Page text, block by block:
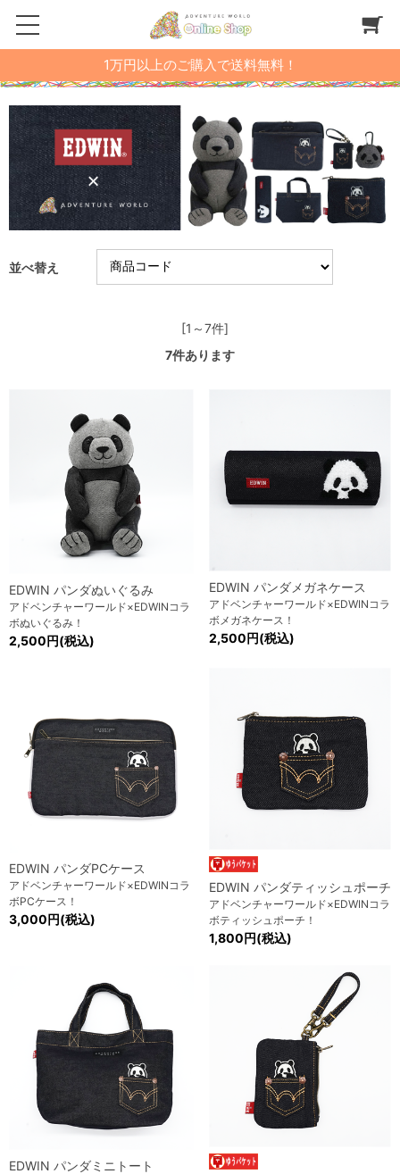
1万円以上のご購入で送料無料！
並べ替え
[1～7件]
7件あります
EDWIN パンダぬいぐるみ
アドベンチャーワールド×EDWINコラ
ボぬいぐるみ！
2,500円(税込)
EDWIN パンダメガネケース
アドベンチャーワールド×EDWINコラ
ボメガネケース！
2,500円(税込)
EDWIN パンダPCケース
アドベンチャーワールド×EDWINコラ
ボPCケース！
3,000円(税込)
EDWIN パンダティッシュポーチ
アドベンチャーワールド×EDWINコラ
ボティッシュポーチ！
1,800円(税込)
EDWIN パンダミニトート